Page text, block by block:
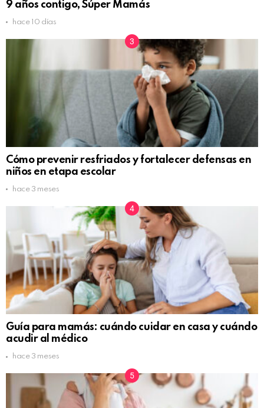
9 años contigo, Súper Mamás
hace 10 días
Cómo prevenir resfriados y fortalecer defensas en
niños en etapa escolar
hace 3 meses
Guía para mamás: cuándo cuidar en casa y cuándo
acudir al médico
hace 3 meses